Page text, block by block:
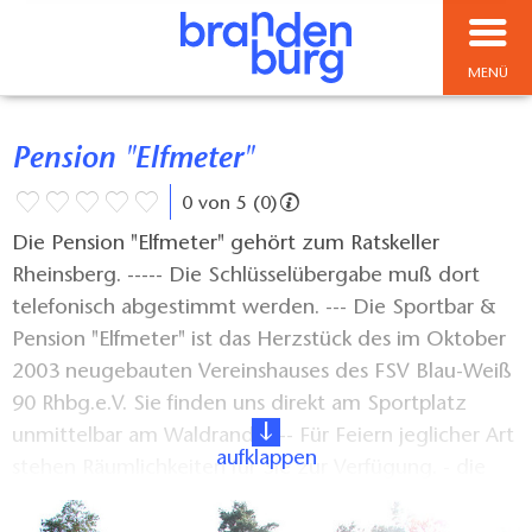
MENÜ
Pension "Elfmeter"
0 von 5 (0)
Die Pension "Elfmeter" gehört zum Ratskeller
Rheinsberg. ----- Die Schlüsselübergabe muß dort
telefonisch abgestimmt werden. --- Die Sportbar &
Pension "Elfmeter" ist das Herzstück des im Oktober
2003 neugebauten Vereinshauses des FSV Blau-Weiß
90 Rhbg.e.V. Sie finden uns direkt am Sportplatz
unmittelbar am Waldrand. ---- Für Feiern jeglicher Art
stehen Räumlichkeiten für Sie zur Verfügung. - die
Inanspruchnahme der gastronomischen Leistungen
aufklappen